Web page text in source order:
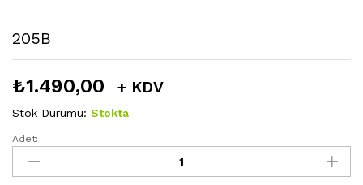
205B
₺1.490,00 + KDV
Stok Durumu: Stokta
205B
miktarı
Adet: